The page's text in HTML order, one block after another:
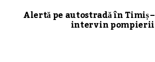
Alertă pe autostradă în Timiș –
intervin pompierii